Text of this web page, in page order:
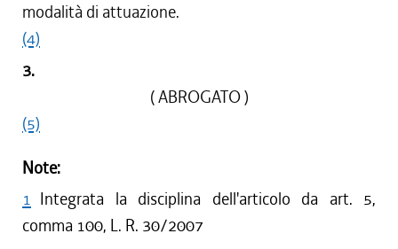
modalità di attuazione.
(4)
3.
( ABROGATO )
(5)
Note:
1 Integrata la disciplina dell'articolo da art. 5,
comma 100, L. R. 30/2007